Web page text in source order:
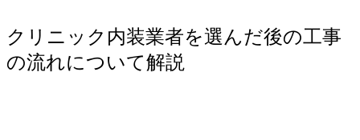
クリニック内装業者を選んだ後の工事
の流れについて解説